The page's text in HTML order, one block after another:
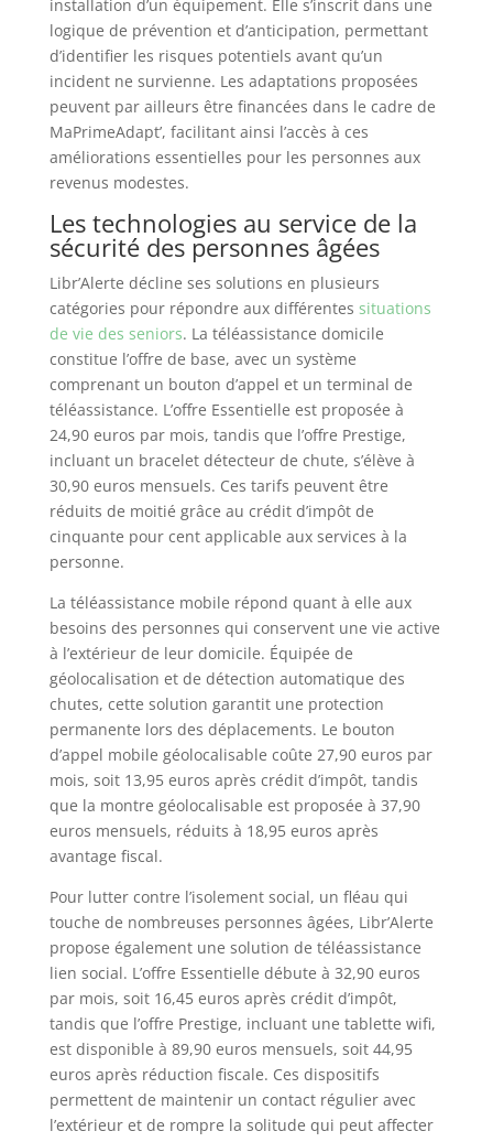
installation d’un équipement. Elle s’inscrit dans une
logique de prévention et d’anticipation, permettant
d’identifier les risques potentiels avant qu’un
incident ne survienne. Les adaptations proposées
peuvent par ailleurs être financées dans le cadre de
MaPrimeAdapt’, facilitant ainsi l’accès à ces
améliorations essentielles pour les personnes aux
revenus modestes.
Les technologies au service de la
sécurité des personnes âgées
Libr’Alerte décline ses solutions en plusieurs
catégories pour répondre aux différentes situations
de vie des seniors. La téléassistance domicile
constitue l’offre de base, avec un système
comprenant un bouton d’appel et un terminal de
téléassistance. L’offre Essentielle est proposée à
24,90 euros par mois, tandis que l’offre Prestige,
incluant un bracelet détecteur de chute, s’élève à
30,90 euros mensuels. Ces tarifs peuvent être
réduits de moitié grâce au crédit d’impôt de
cinquante pour cent applicable aux services à la
personne.
La téléassistance mobile répond quant à elle aux
besoins des personnes qui conservent une vie active
à l’extérieur de leur domicile. Équipée de
géolocalisation et de détection automatique des
chutes, cette solution garantit une protection
permanente lors des déplacements. Le bouton
d’appel mobile géolocalisable coûte 27,90 euros par
mois, soit 13,95 euros après crédit d’impôt, tandis
que la montre géolocalisable est proposée à 37,90
euros mensuels, réduits à 18,95 euros après
avantage fiscal.
Pour lutter contre l’isolement social, un fléau qui
touche de nombreuses personnes âgées, Libr’Alerte
propose également une solution de téléassistance
lien social. L’offre Essentielle débute à 32,90 euros
par mois, soit 16,45 euros après crédit d’impôt,
tandis que l’offre Prestige, incluant une tablette wifi,
est disponible à 89,90 euros mensuels, soit 44,95
euros après réduction fiscale. Ces dispositifs
permettent de maintenir un contact régulier avec
l’extérieur et de rompre la solitude qui peut affecter